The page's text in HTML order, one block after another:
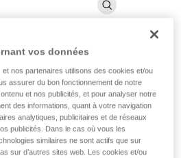
®
pour casques PANGA (pack de
casques PANGA.
vos données
et nos partenaires utilisons des cookies et/ou
assurer du bon fonctionnement de notre
et nos publicités, et pour analyser notre
des informations, quant à votre navigation
analytiques, publicitaires et de réseaux
publicités. Dans le cas où vous les
similaires ne sont actifs que sur
sur d’autres sites web. Les cookies et/ou